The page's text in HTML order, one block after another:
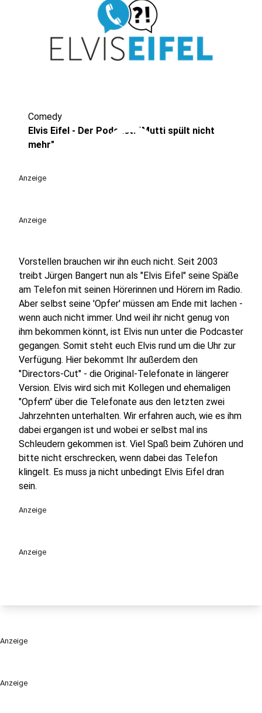
Anzeige
play_circle
Comedy
Elvis Eifel - Der Podcast: "Mutti spült nicht
mehr"
Anzeige
Anzeige
Vorstellen brauchen wir ihn euch nicht. Seit 2003
treibt Jürgen Bangert nun als "Elvis Eifel" seine Späße
am Telefon mit seinen Hörerinnen und Hörern im Radio.
Aber selbst seine 'Opfer' müssen am Ende mit lachen -
wenn auch nicht immer. Und weil ihr nicht genug von
ihm bekommen könnt, ist Elvis nun unter die Podcaster
gegangen. Somit steht euch Elvis rund um die Uhr zur
Verfügung. Hier bekommt Ihr außerdem den
"Directors-Cut" - die Original-Telefonate in längerer
Version. Elvis wird sich mit Kollegen und ehemaligen
"Opfern" über die Telefonate aus den letzten zwei
Jahrzehnten unterhalten. Wir erfahren auch, wie es ihm
dabei ergangen ist und wobei er selbst mal ins
Schleudern gekommen ist. Viel Spaß beim Zuhören und
bitte nicht erschrecken, wenn dabei das Telefon
klingelt. Es muss ja nicht unbedingt Elvis Eifel dran
sein.
Anzeige
Anzeige
Anzeige